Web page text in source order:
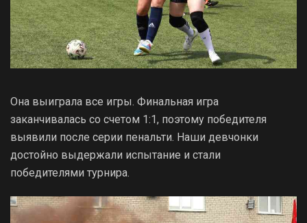
Она выиграла все игры. Финальная игра
заканчивалась со счетом 1:1, поэтому победителя
выявили после серии пенальти. Наши девчонки
достойно выдержали испытание и стали
победителями турнира.